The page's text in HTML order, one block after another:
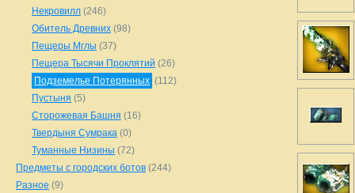
Некровилл (246)
Обитель Древних (98)
Пещеры Мглы (37)
Пещера Тысячи Проклятий (26)
Подземелье Потерянных (112)
Пустыня (5)
Сторожевая Башня (16)
Твердыня Сумрака (0)
Туманные Низины (72)
Предметы с городских ботов (244)
Разное (9)